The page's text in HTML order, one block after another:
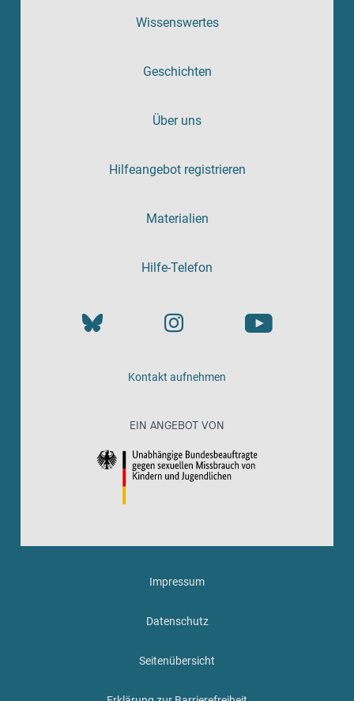
Wissenswertes
Geschichten
Über uns
Hilfeangebot registrieren
Materialien
Hilfe-Telefon
Kontakt aufnehmen
EIN ANGEBOT VON
Impressum
Datenschutz
Seitenübersicht